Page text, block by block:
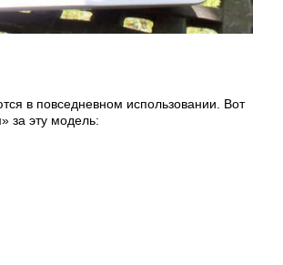
в повседневном использовании. Вот
за эту модель: